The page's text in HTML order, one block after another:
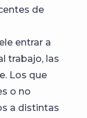
de
entrar a
trabajo, las
Los que
o no
a distintas